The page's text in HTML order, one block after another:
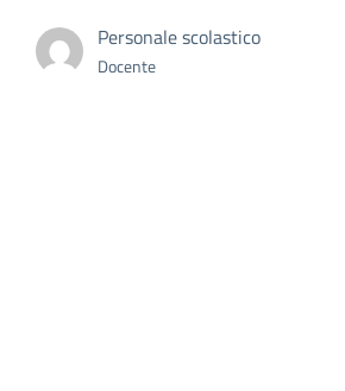
Personale scolastico
Docente